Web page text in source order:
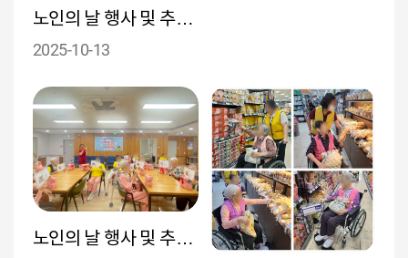
노인의 날 행사 및 추석 명절 행사
2025-10-13
노인의 날 행사 및 추석 명절 행사